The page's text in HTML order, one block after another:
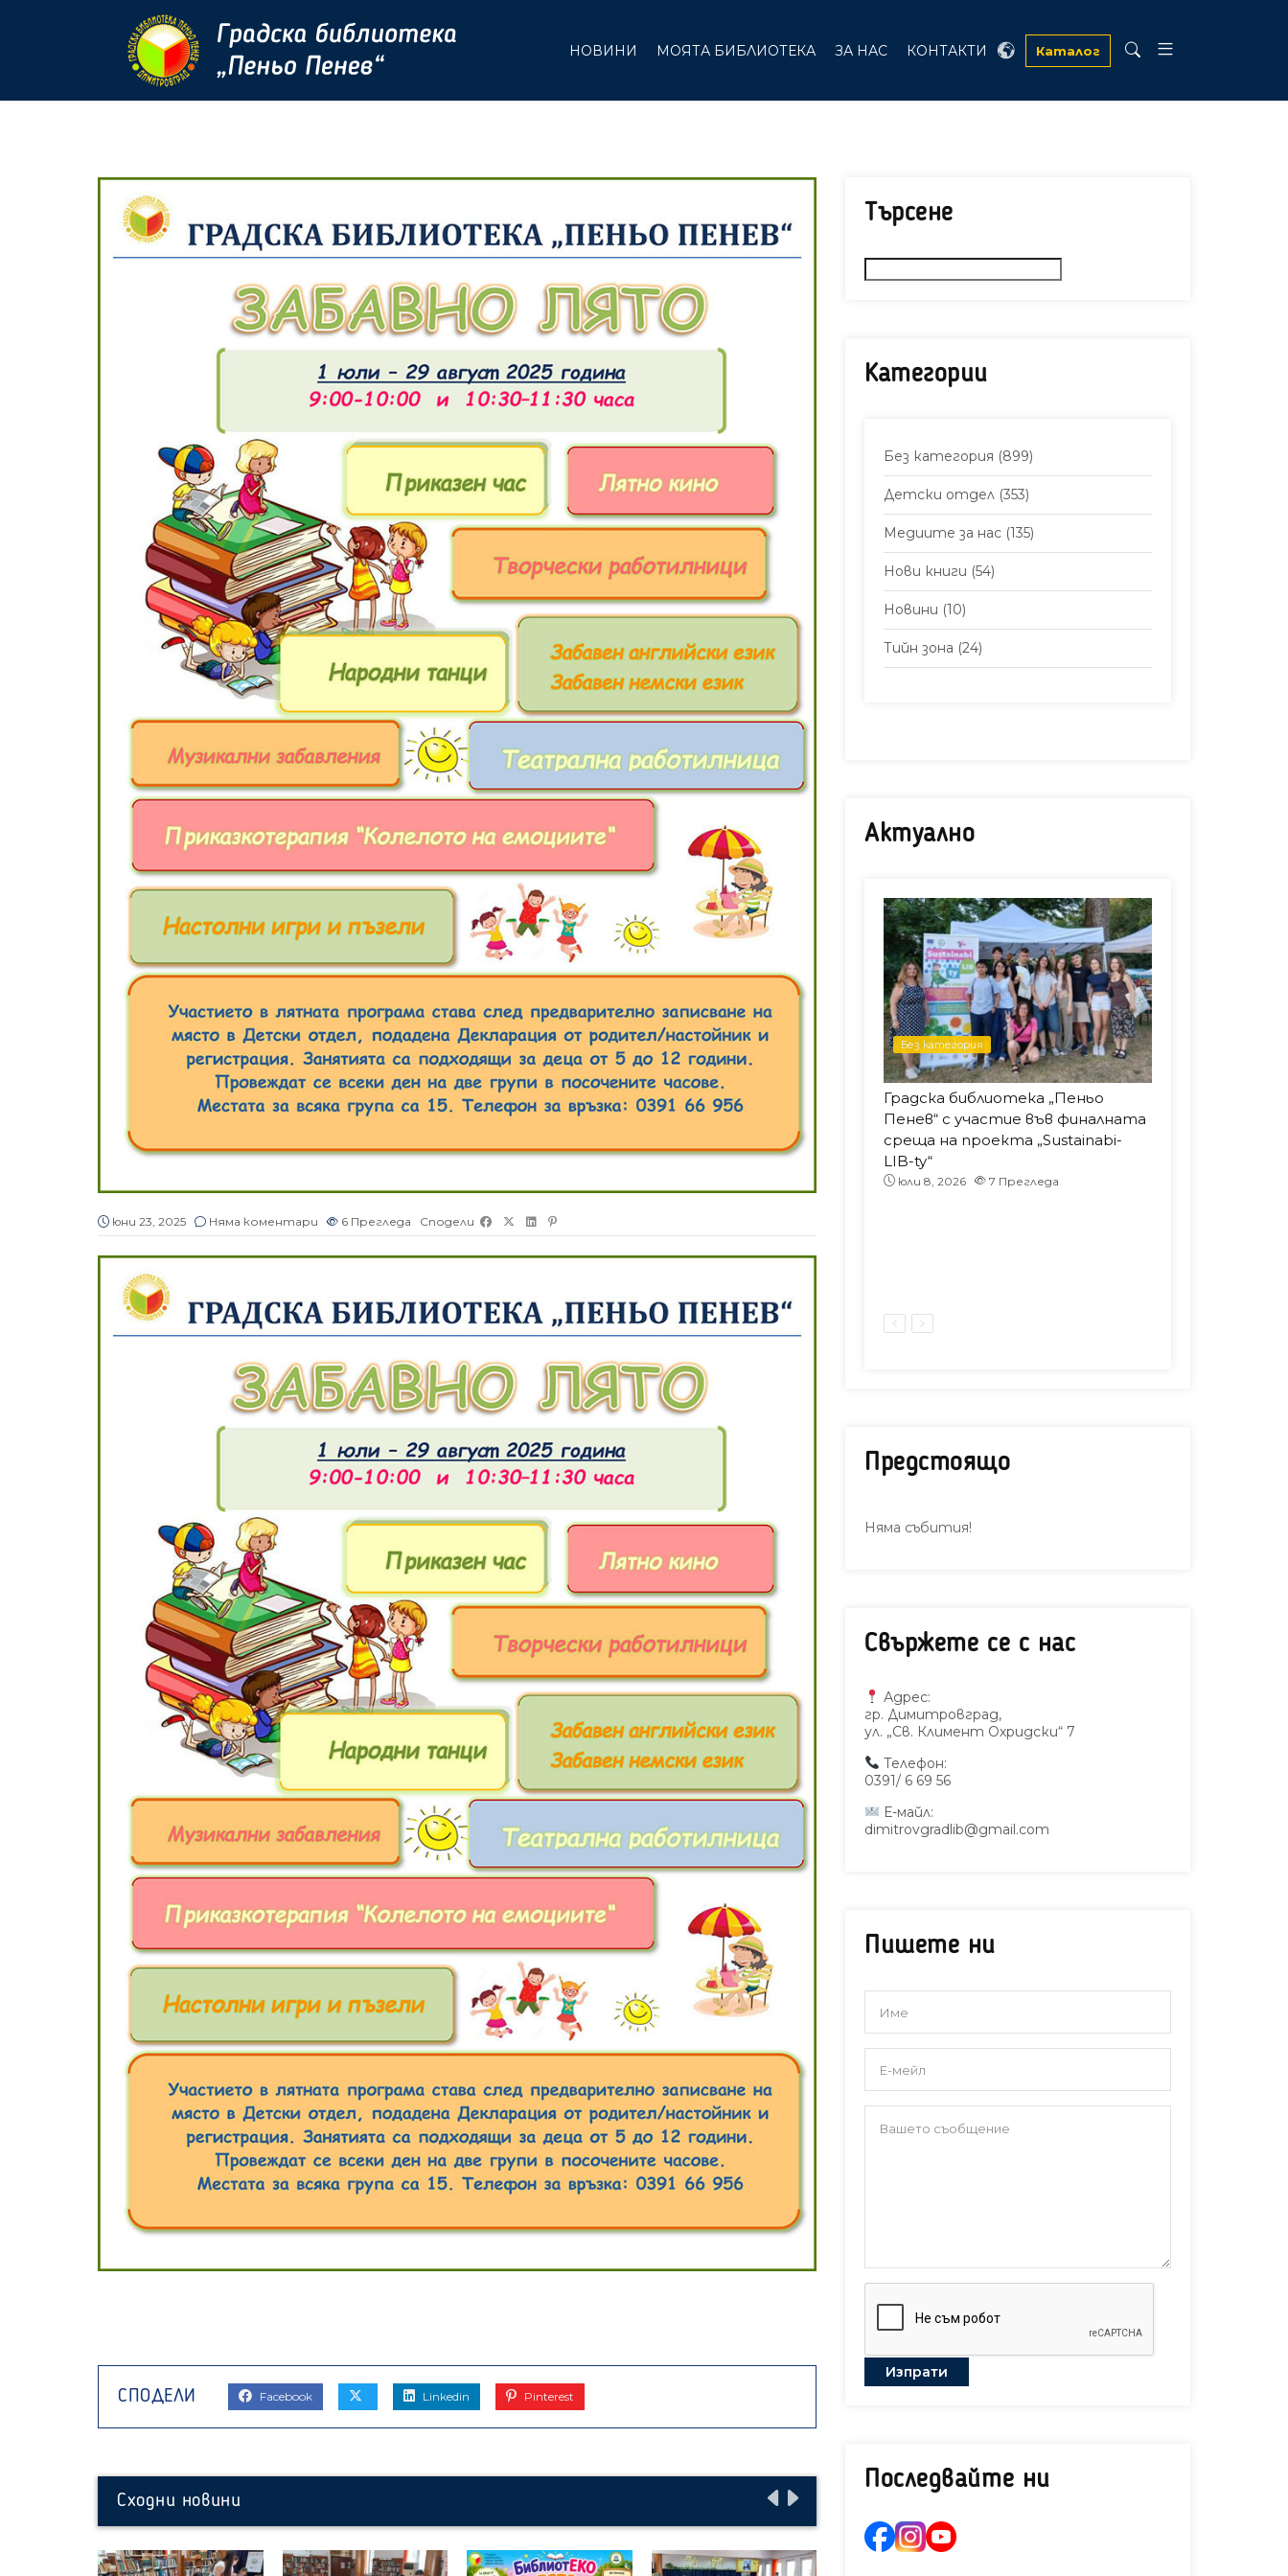
НОВИНИ МОЯТА БИБЛИОТЕКА ЗА НАС КОНТАКТИ Каталог
юни 23, 2025 Няма коментари 6 Прегледа Сподели
Facebook Linkedin Pinterest
Сходни новини
Търсене
Категории
Без категория (899)
Детски отдел (353)
Медиите за нас (135)
Нови книги (54)
Новини (10)
Тийн зона (24)
Актуално
Владина Цекова представи
филма си за проф. Минко
Прегледа
Без категория
юли 31, 2026 5 Прегледа
Без категория
Лятото при нас преминава под
знака на екологията, природата
юли 30, 2026 7Прегледа
Без категория
Градска библиотека „Пеньо
Пенев“ с участие във финалната
среща на проекта „Sustainabi-
LIB-ty“
юли 8, 2026 7 Прегледа
Предстоящо
Няма събития!
Свържете се с нас
Адрес:
гр. Димитровград,
ул. „Св. Климент Охридски“ 7
Телефон:
0391/ 6 69 56
Е-майл:
dimitrovgradlib@gmail.com
Пишете ни
Последвайте ни